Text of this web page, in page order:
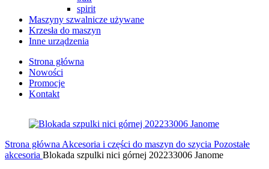
spirit
Maszyny szwalnicze używane
Krzesła do maszyn
Inne urządzenia
Strona główna
Nowości
Promocje
Kontakt
Strona główna Akcesoria i części do maszyn do szycia Pozostałe
akcesoria Blokada szpulki nici górnej 202233006 Janome